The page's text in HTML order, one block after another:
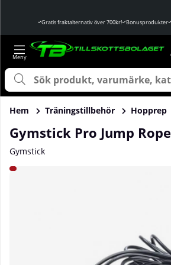
Gratis fraktalternativ över 700kr! Bonusprodukter
Hem Träningstillbehör Hopprep
Gymstick Pro Jump Rope
Gymstick
Produktbilder Gymstick Pro Jump Rope